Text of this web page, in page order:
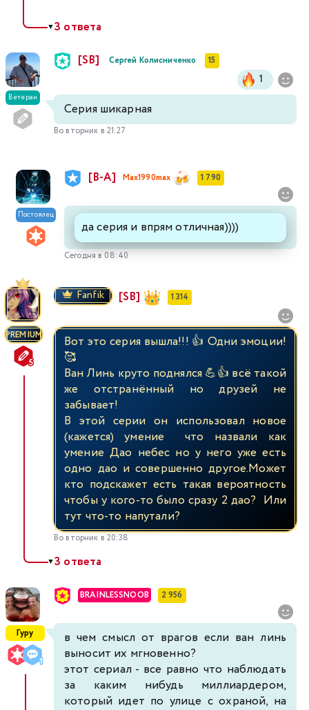
▼3 ответа
Ветеран
[SB] Сергей Колисниченко 15
1
Серия шикарная
Во вторник в 21:27
Постоялец
[В-А] Max1990max 1 790
да серия и впрям отличная))))
Сегодня в 08:40
PREMIUM
Fanfik [SB] 1 314
Вот это серия вышла!!! 👍 Одни эмоции!
🥰
Ван Линь круто поднялся 💪👍 всё такой
же отстранённый но друзей не
забывает!
В этой серии он использовал новое
(кажется) умение что назвали как
умение Дао небес но у него уже есть
одно дао и совершенно другое.Может
кто подскажет есть такая вероятность
чтобы у кого-то было сразу 2 дао? Или
тут что-то напутали?
Во вторник в 20:38
▼3 ответа
Гуру
BRAINLESSNOOB 2 956
в чем смысл от врагов если ван линь
выносит их мгновенно?
этот сериал - все равно что наблюдать
за каким нибудь миллиардером,
который идет по улице с охраной, на